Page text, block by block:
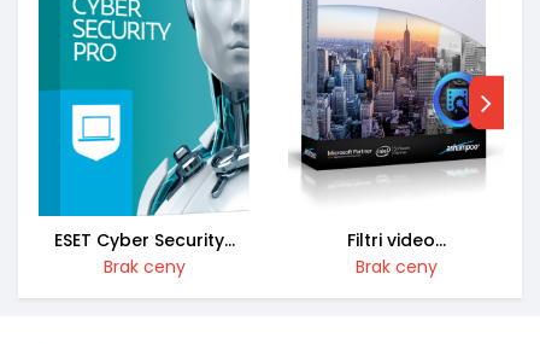
ESET Cyber Security...
Brak ceny
Filtri video...
Brak ceny